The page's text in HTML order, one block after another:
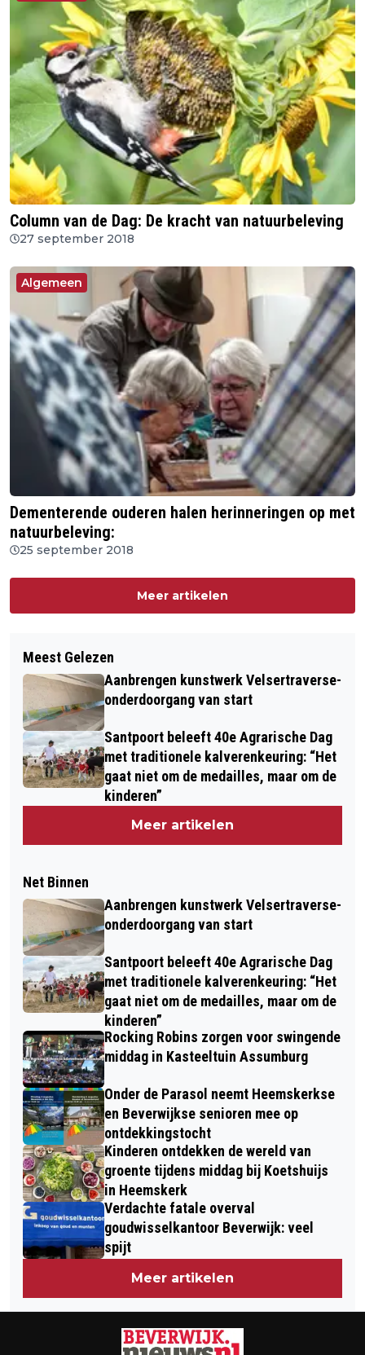
Column van de Dag: De kracht van natuurbeleving
27 september 2018
Algemeen
Dementerende ouderen halen herinneringen op met
natuurbeleving:
25 september 2018
Meer artikelen
Meest Gelezen
Aanbrengen kunstwerk Velsertraverse-
onderdoorgang van start
Santpoort beleeft 40e Agrarische Dag
met traditionele kalverenkeuring: “Het
gaat niet om de medailles, maar om de
kinderen”
Meer artikelen
Net Binnen
Aanbrengen kunstwerk Velsertraverse-
onderdoorgang van start
Santpoort beleeft 40e Agrarische Dag
met traditionele kalverenkeuring: “Het
gaat niet om de medailles, maar om de
kinderen”
Rocking Robins zorgen voor swingende
middag in Kasteeltuin Assumburg
Onder de Parasol neemt Heemskerkse
en Beverwijkse senioren mee op
ontdekkingstocht
Kinderen ontdekken de wereld van
groente tijdens middag bij Koetshuijs
in Heemskerk
Verdachte fatale overval
goudwisselkantoor Beverwijk: veel
spijt
Meer artikelen